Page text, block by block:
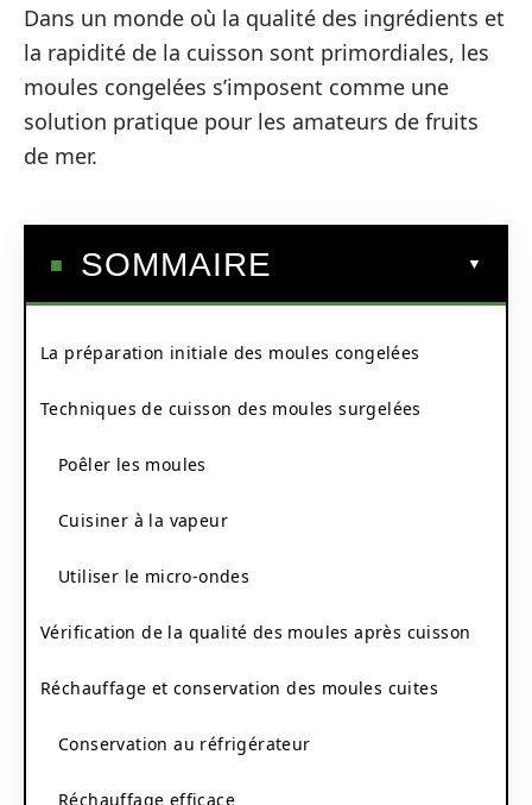
Dans un monde où la qualité des ingrédients et
la rapidité de la cuisson sont primordiales, les
moules congelées s’imposent comme une
solution pratique pour les amateurs de fruits
de mer.
SOMMAIRE
La préparation initiale des moules congelées
Techniques de cuisson des moules surgelées
Poêler les moules
Cuisiner à la vapeur
Utiliser le micro-ondes
Vérification de la qualité des moules après cuisson
Réchauffage et conservation des moules cuites
Conservation au réfrigérateur
Réchauffage efficace